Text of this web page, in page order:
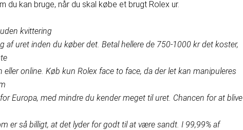
du kan bruge, når du skal købe et brugt Rolex ur.
kvittering
af uret inden du køber det. Betal hellere de 750-1000 kr det koster,
eller online. Køb kun Rolex face to face, da der let kan manipuleres
Europa, med mindre du kender meget til uret. Chancen for at blive
er så billigt, at det lyder for godt til at være sandt. I 99,99% af